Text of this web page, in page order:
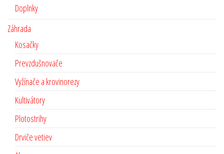
Doplnky
Záhrada
Kosačky
Prevzdušnovače
Vyžínače a krovinorezy
Kultivátory
Plotostrihy
Drviče vetiev